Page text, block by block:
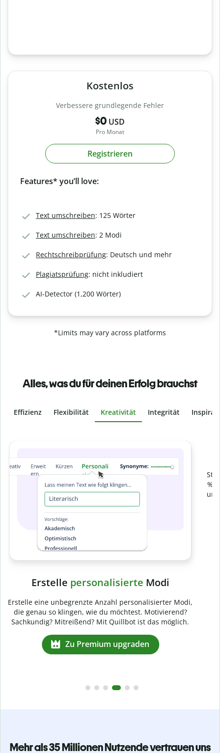
Kostenlos
Verbessere grundlegende Fehler
$0 USD
Pro Monat
Registrieren
Features* you’ll love:
Text umschreiben: 125 Wörter
Text umschreiben: 2 Modi
Rechtschreibprüfung: Deutsch und mehr
Plagiatsprüfung: nicht inkludiert
AI-Detector (1,200 Wörter)
*Limits may vary across platforms
Alles, was du für deinen Erfolg brauchst
Effizienz Flexibilität Kreativität Integrität
Slide 4 of 6
Stelle mit der Plagiatsprüfung sicher, dass dein Text zu 100
% original ist. Analysiere deine Arbeit in Sekundenschnelle
und finde fehlende Quellenangaben in über 100 Sprachen.
Mehr als 35 Millionen Nutzende vertrauen uns